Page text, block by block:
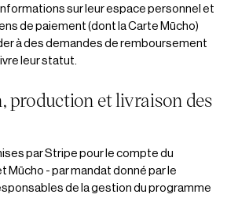
sur leur espace personnel et
de paiement (dont la Carte Mūcho)
à des demandes de remboursement
leur statut.
production et livraison des
par Stripe pour le compte du
Mūcho - par mandat donné par le
de la gestion du programme